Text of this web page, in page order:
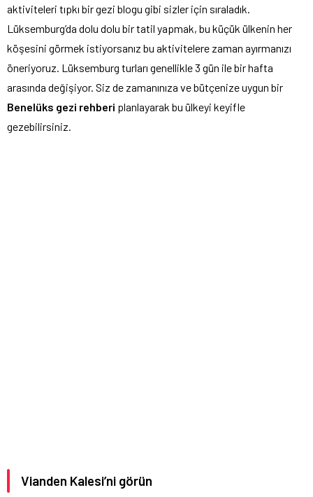
aktiviteleri tıpkı bir gezi blogu gibi sizler için sıraladık.
Lüksemburg’da dolu dolu bir tatil yapmak, bu küçük ülkenin her
köşesini görmek istiyorsanız bu aktivitelere zaman ayırmanızı
öneriyoruz. Lüksemburg turları genellikle 3 gün ile bir hafta
arasında değişiyor. Siz de zamanınıza ve bütçenize uygun bir
Benelüks gezi rehberi planlayarak bu ülkeyi keyifle
gezebilirsiniz.
Vianden Kalesi’ni görün